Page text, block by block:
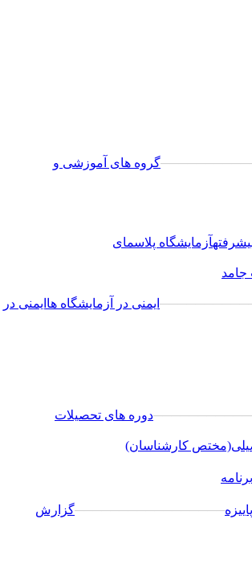
گروه های آموزشی و
آزمایشگاه پلاسمای
جامد
ایمنی در آزمایشگاه ها ایمنی در
دوره های تحصیلات
کارشناسان)
─────────────────گزارش